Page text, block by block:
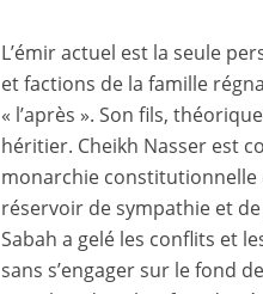
L’émir actuel est la seule
et factions de la famille
« l’après ». Son fils,
héritier. Cheikh Nasser est
monarchie constitutionnelle
réservoir de sympathie et
Sabah a gelé les conflits et
sans s’engager sur le fond